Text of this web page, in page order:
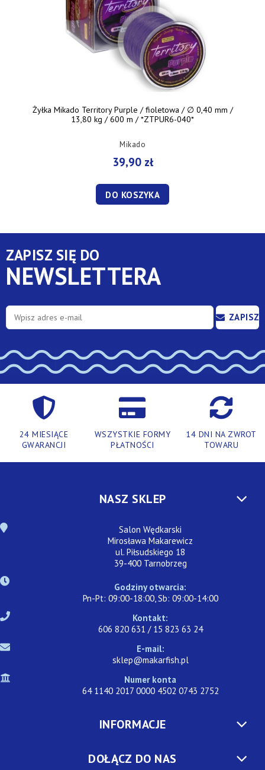
Żyłka Mikado Territory Purple / fioletowa / ∅ 0,40 mm /
13,80 kg / 600 m / *ZTPUR6-040*
Mikado
39,90 zł
DO KOSZYKA
ZAPISZ SIĘ DO
NEWSLETTERA
ZAPISZ
24 MIESIĄCE
GWARANCJI
WSZYSTKIE FORMY
PŁATNOŚCI
14 DNI NA ZWROT
TOWARU
NASZ SKLEP
Salon Wędkarski
Mirosława Makarewicz
ul. Piłsudskiego 18
39-400 Tarnobrzeg
Godziny otwarcia:
Pn-Pt: 09:00-18:00, Sb: 09:00-14:00
Kontakt:
606 820 631 / 15 823 63 24
E-mail:
sklep@makarfish.pl
Numer konta
64 1140 2017 0000 4502 0743 2752
INFORMACJE
DOŁĄCZ DO NAS